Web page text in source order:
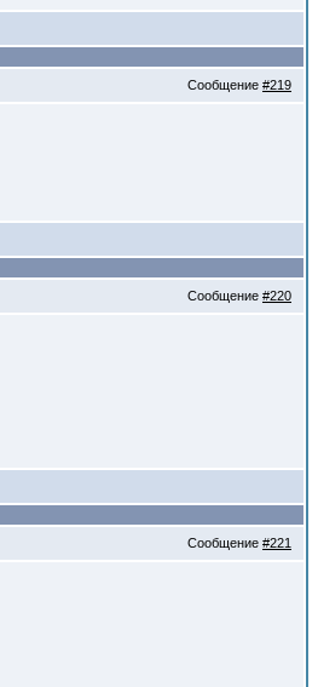
Сообщение #219
Сообщение #220
Сообщение #221